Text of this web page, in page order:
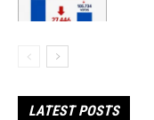
LATEST POSTS